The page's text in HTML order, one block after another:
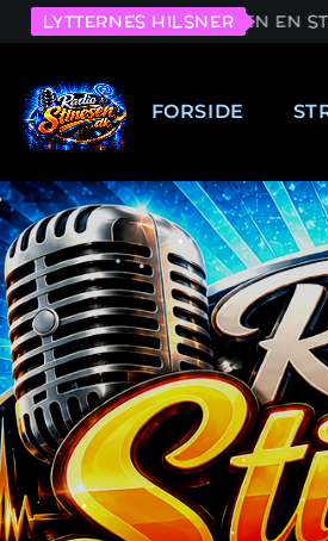
LYTTERNES HILSNER
EN STATION DU FØLER
FORSIDE